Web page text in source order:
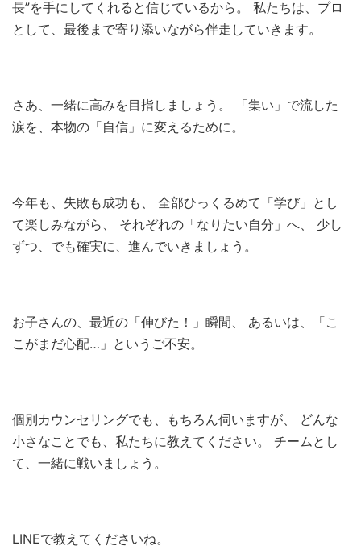
長”を手にしてくれると信じているから。 私たちは、プロ
として、最後まで寄り添いながら伴走していきます。
さあ、一緒に高みを目指しましょう。 「集い」で流した
涙を、本物の「自信」に変えるために。
今年も、失敗も成功も、 全部ひっくるめて「学び」とし
て楽しみながら、 それぞれの「なりたい自分」へ、 少し
ずつ、でも確実に、進んでいきましょう。
お子さんの、最近の「伸びた！」瞬間、 あるいは、「こ
こがまだ心配…」というご不安。
個別カウンセリングでも、もちろん伺いますが、 どんな
小さなことでも、私たちに教えてください。 チームとし
て、一緒に戦いましょう。
LINEで教えてくださいね。